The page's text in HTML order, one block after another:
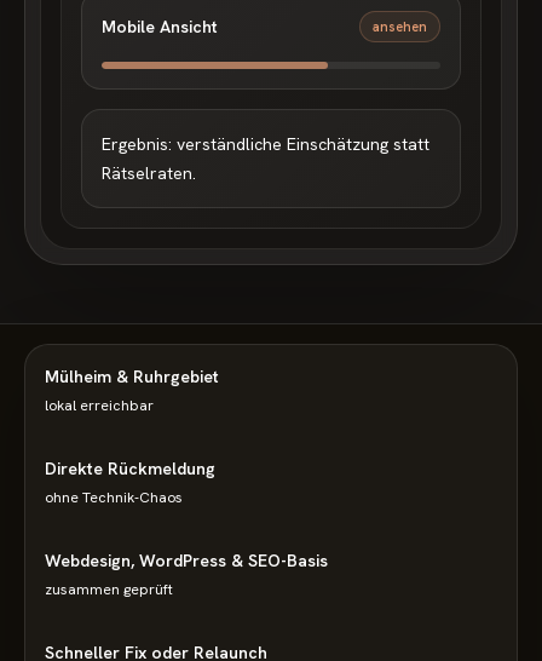
Mobile Ansicht ansehen
Ergebnis: verständliche Einschätzung statt
Rätselraten.
Mülheim & Ruhrgebiet
lokal erreichbar
Direkte Rückmeldung
ohne Technik-Chaos
Webdesign, WordPress & SEO-Basis
zusammen geprüft
Schneller Fix oder Relaunch